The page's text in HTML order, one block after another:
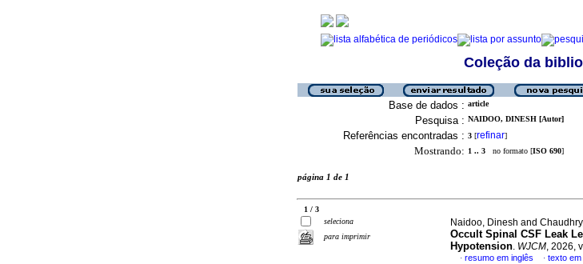
Coleção da
Base de dados : article
Pesquisa : NAIDOO, DINESH [Autor]
Referências encontradas : 3 [refinar]
Mostrando: 1 .. 3 no formato [ISO 690]
página 1 de 1
1 / 3
seleciona
para imprimir
Naidoo, Dinesh and
Occult Spinal CSF Leak
Hypotension. WJCM, 2026,
· resumo em inglês · texto em